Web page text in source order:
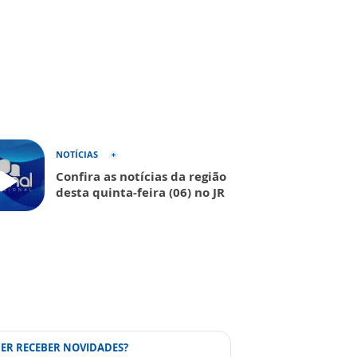
NOTÍCIAS
Confira as notícias da região
desta quinta-feira (06) no JR
RECEBER NOVIDADES?